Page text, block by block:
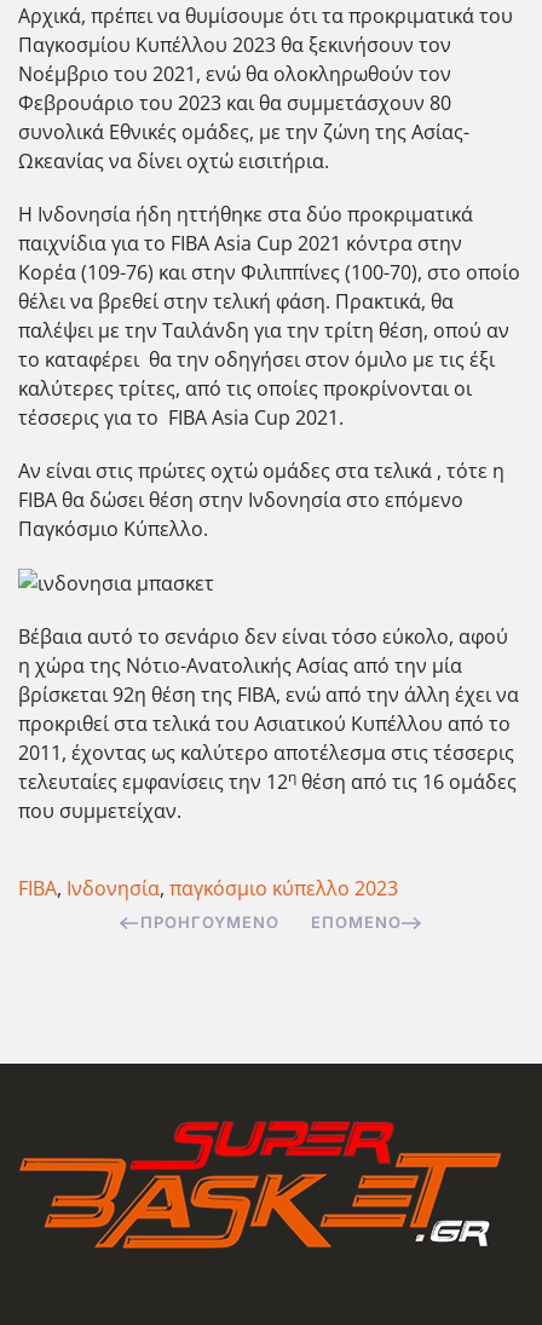
Αρχικά, πρέπει να θυμίσουμε ότι τα προκριματικά του
Παγκοσμίου Κυπέλλου 2023 θα ξεκινήσουν τον
Νοέμβριο του 2021, ενώ θα ολοκληρωθούν τον
Φεβρουάριο του 2023 και θα συμμετάσχουν 80
συνολικά Εθνικές ομάδες, με την ζώνη της Ασίας-
Ωκεανίας να δίνει οχτώ εισιτήρια.
Η Ινδονησία ήδη ηττήθηκε στα δύο προκριματικά
παιχνίδια για το FIBA Asia Cup 2021 κόντρα στην
Κορέα (109-76) και στην Φιλιππίνες (100-70), στο οποίο
θέλει να βρεθεί στην τελική φάση. Πρακτικά, θα
παλέψει με την Ταιλάνδη για την τρίτη θέση, οπού αν
το καταφέρει θα την οδηγήσει στον όμιλο με τις έξι
καλύτερες τρίτες, από τις οποίες προκρίνονται οι
τέσσερις για το FIBA Asia Cup 2021.
Αν είναι στις πρώτες οχτώ ομάδες στα τελικά , τότε η
FIBA θα δώσει θέση στην Ινδονησία στο επόμενο
Παγκόσμιο Κύπελλο.
Βέβαια αυτό το σενάριο δεν είναι τόσο εύκολο, αφού
η χώρα της Νότιο-Ανατολικής Ασίας από την μία
βρίσκεται 92η θέση της FIBA, ενώ από την άλλη έχει να
προκριθεί στα τελικά του Ασιατικού Κυπέλλου από το
2011, έχοντας ως καλύτερο αποτέλεσμα στις τέσσερις
τελευταίες εμφανίσεις την 12η θέση από τις 16 ομάδες
που συμμετείχαν.
FIBA, Ινδονησία, παγκόσμιο κύπελλο 2023
ΠΡΟΗΓΟΎΜΕΝΟ ΕΠΌΜΕΝΟ